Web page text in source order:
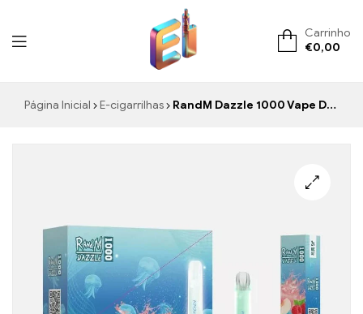
ElementVape.de
Carrinho
€0,00
Página Inicial E-cigarrilhas RandM Dazzle 1000 Vape Descartável Comprar 1000 Tragadas